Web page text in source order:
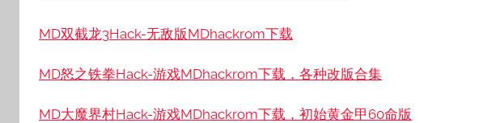
MD双截龙3Hack-无敌版MDhackrom下载
MD怒之铁拳Hack-游戏MDhackrom下载，各种改版合集
MD大魔界村Hack-游戏MDhackrom下载，初始黄金甲60命版